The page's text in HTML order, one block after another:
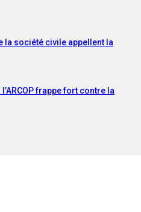
la société civile appellent la
frappe fort contre la